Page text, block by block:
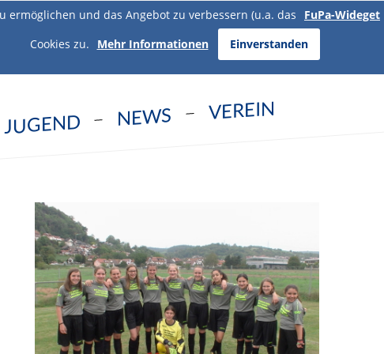
JUGEND NEWS VEREIN
ermöglichen und das Angebot zu verbessern (u.a. das FuPa-Wideget
Cookies zu.
Mehr Informationen Einverstanden